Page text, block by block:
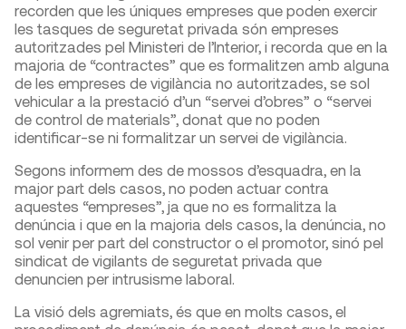
recorden que les úniques empreses que poden exercir
les tasques de seguretat privada són empreses
autoritzades pel Ministeri de l’Interior, i recorda que en la
majoria de “contractes” que es formalitzen amb alguna
de les empreses de vigilància no autoritzades, se sol
vehicular a la prestació d’un “servei d’obres” o “servei
de control de materials”, donat que no poden
identificar-se ni formalitzar un servei de vigilància.
Segons informem des de mossos d’esquadra, en la
major part dels casos, no poden actuar contra
aquestes “empreses”, ja que no es formalitza la
denúncia i que en la majoria dels casos, la denúncia, no
sol venir per part del constructor o el promotor, sinó pel
sindicat de vigilants de seguretat privada que
denuncien per intrusisme laboral.
La visió dels agremiats, és que en molts casos, el